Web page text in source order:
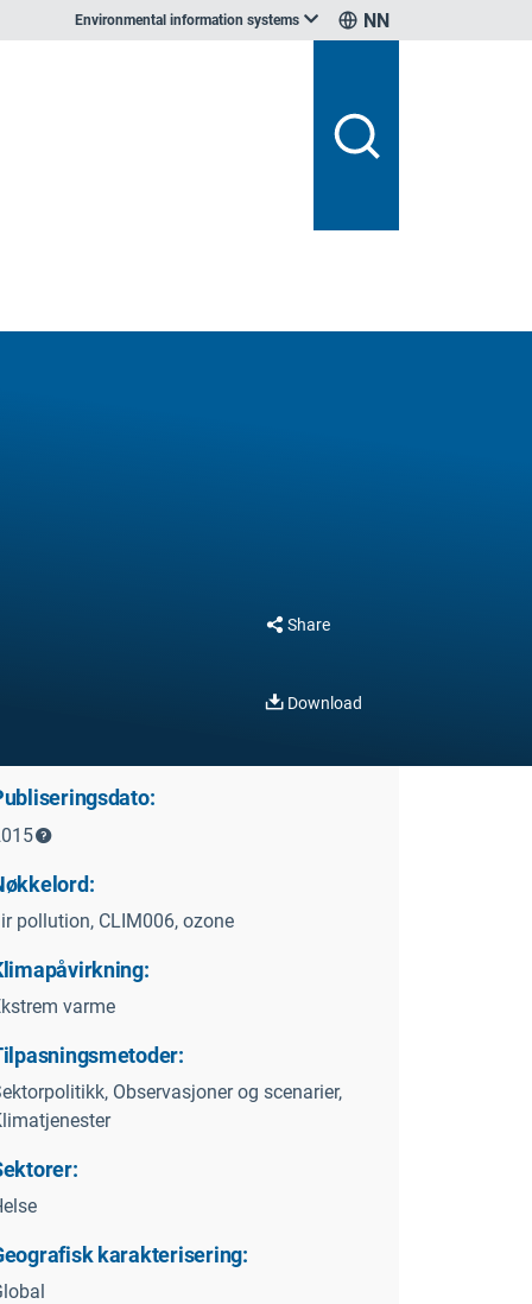
Environmental information systems NN
Share
Download
pollution, CLIM006, ozone
varme
Observasjoner og scenarier,
karakterisering: